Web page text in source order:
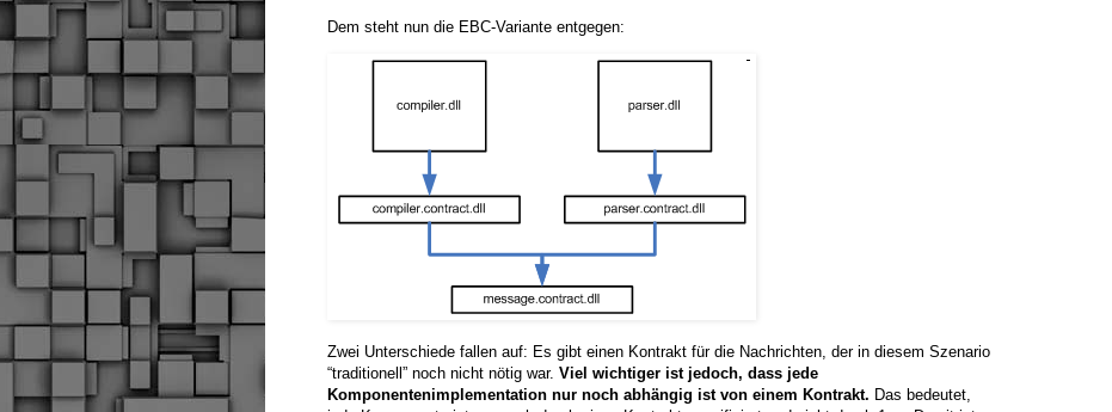
Dem steht nun die EBC-Variante entgegen:
Zwei Unterschiede fallen auf: Es gibt einen Kontrakt für die Nachrichten, der in diesem Szenario
“traditionell” noch nicht nötig war. Viel wichtiger ist jedoch, dass jede
Komponentenimplementation nur noch abhängig ist von einem Kontrakt. Das bedeutet,